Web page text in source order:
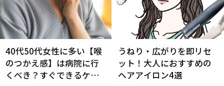
40代50代女性に多い【喉
のつかえ感】は病院に行
くべき？すぐできるケア5
うねり・広がりを即リセ
ット！大人におすすめの
ヘアアイロン4選